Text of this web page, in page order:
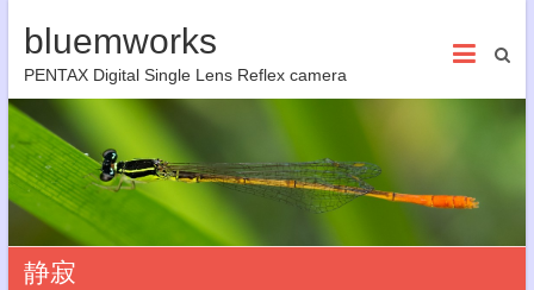
bluemworks
PENTAX Digital Single Lens Reflex camera
静寂